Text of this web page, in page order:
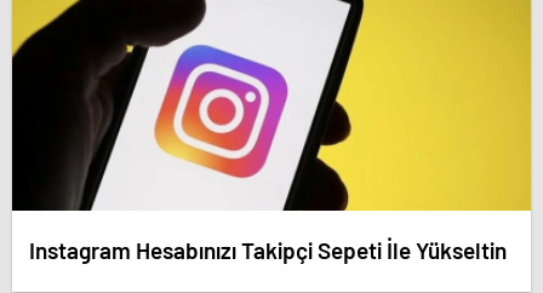
Instagram Hesabınızı Takipçi Sepeti İle Yükseltin